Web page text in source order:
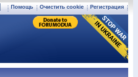
Регистрация
Очистить cookie
Помощь